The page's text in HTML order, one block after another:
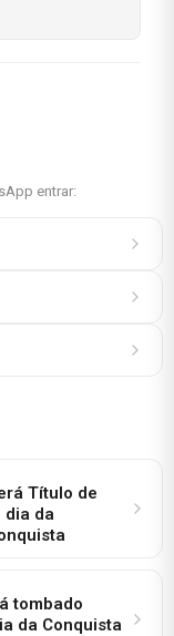
entrar:
Título de
dia da
tombado
da Conquista